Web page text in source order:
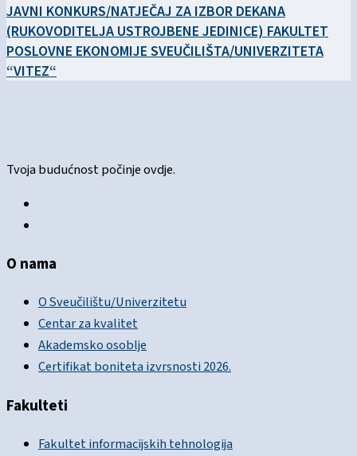
JAVNI KONKURS/NATJEČAJ ZA IZBOR DEKANA
(RUKOVODITELJA USTROJBENE JEDINICE) FAKULTET
POSLOVNE EKONOMIJE SVEUČILIŠTA/UNIVERZITETA
“VITEZ“
Tvoja budućnost počinje ovdje.
O nama
O Sveučilištu/Univerzitetu
Centar za kvalitet
Akademsko osoblje
Certifikat boniteta izvrsnosti 2026.
Fakulteti
Fakultet informacijskih tehnologija